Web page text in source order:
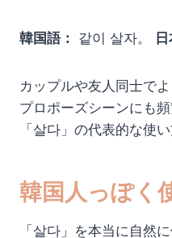
韓国語： 같이 살자。
カップルや友人同士で
プロポーズシーンにも
「살다」の代表的な使
韓国人っぽく
「살다」を本当に自然